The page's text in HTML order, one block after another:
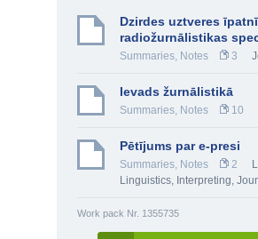
Dzirdes uztveres
radiožurnālistikas
Summaries, Notes 3
Ievads žurnālistikā
Summaries, Notes 10
Pētījums par e-presi
Summaries, Notes 2
Linguistics, Interpreting,
Work pack Nr. 1355735